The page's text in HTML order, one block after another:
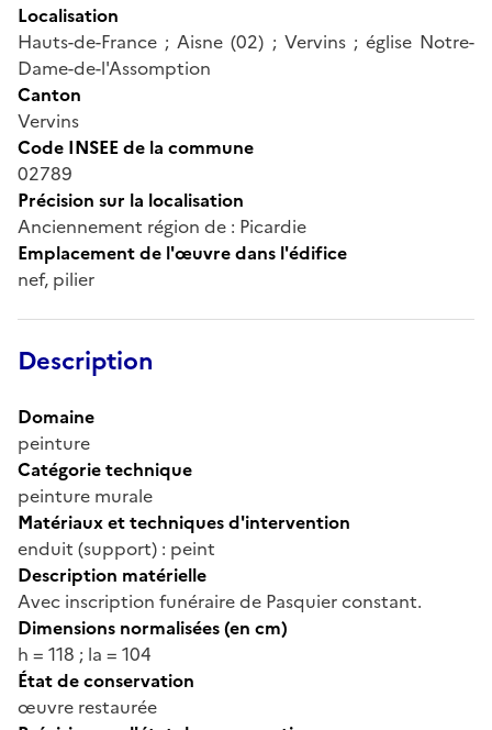
Localisation
Hauts-de-France ; Aisne (02) ; Vervins ; église Notre-
Dame-de-l'Assomption
Canton
Vervins
Code INSEE de la commune
02789
Précision sur la localisation
Anciennement région de : Picardie
Emplacement de l'œuvre dans l'édifice
nef, pilier
Description
Domaine
peinture
Catégorie technique
peinture murale
Matériaux et techniques d'intervention
enduit (support) : peint
Description matérielle
Avec inscription funéraire de Pasquier constant.
Dimensions normalisées (en cm)
h = 118 ; la = 104
État de conservation
œuvre restaurée